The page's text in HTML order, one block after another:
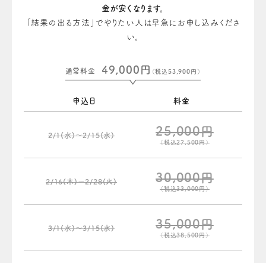
金が安くなります。
「結果の出る方法」でやりたい人は早急にお申し込みくださ
い。
通常料金 49,000円 （税込53,900円）
申込日 料金
2/1(水)〜2/15(水) 25,000円
（税込27,500円）
2/16(木)〜2/28(火) 30,000円
（税込33,000円）
3/1(水)〜3/15(水) 35,000円
（税込38,500円）